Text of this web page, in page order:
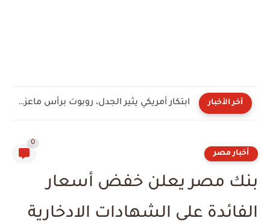
آخر الأخبار ابتكار أمريكي يثير الجدل، روبوت برأس ماعز لتنفيذ المهام عالية...
أخبار مصر
0
بنك مصر يعلن خفض أسعار
الفائدة على الشهادات الادخارية